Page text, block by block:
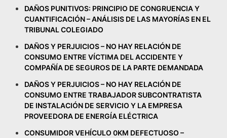
DAÑOS PUNITIVOS: PRINCIPIO DE CONGRUENCIA Y
CUANTIFICACIÓN – ANÁLISIS DE LAS MAYORÍAS EN EL
TRIBUNAL COLEGIADO
DAÑOS Y PERJUICIOS – NO HAY RELACIÓN DE
CONSUMO ENTRE VÍCTIMA DEL ACCIDENTE Y
COMPAÑÍA DE SEGUROS DE LA PARTE DEMANDADA
DAÑOS Y PERJUICIOS – NO HAY RELACIÓN DE
CONSUMO ENTRE TRABAJADOR SUBCONTRATISTA
DE INSTALACIÓN DE SERVICIO Y LA EMPRESA
PROVEEDORA DE ENERGÍA ELÉCTRICA
CONSUMIDOR VEHÍCULO 0KM DEFECTUOSO –